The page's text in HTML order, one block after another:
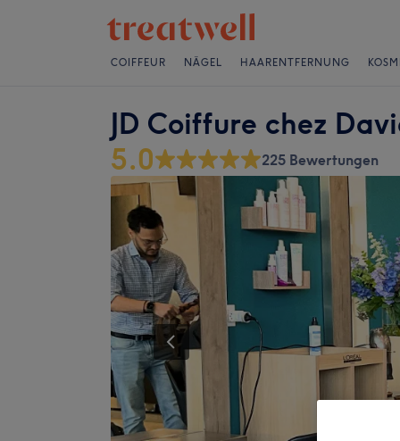
COIFFEUR NÄGEL HAARENTFERNUNG
JD Coiffure chez
5.0 225 Bewertungen